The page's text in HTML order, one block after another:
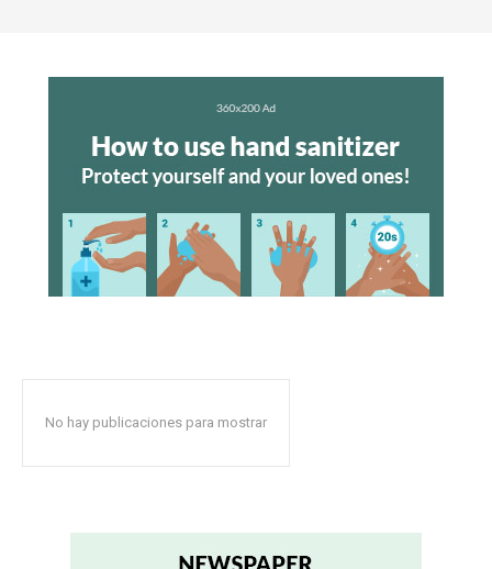
No hay publicaciones para mostrar